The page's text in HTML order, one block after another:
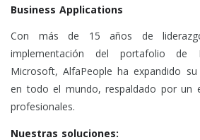
Business Applications
Con más de 15 años de
implementación del portafolio de
Microsoft, AlfaPeople ha expandido
en todo el mundo, respaldado por un
profesionales.
Nuestras soluciones: